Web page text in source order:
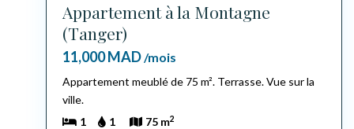
Appartement à la Montagne
(Tanger)
11,000 MAD/mois
Appartement meublé de 75 m². Terrasse. Vue sur la
ville.
1
1 75 m2